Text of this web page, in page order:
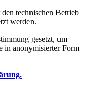
technischen Betrieb
werden.
gesetzt, um
in anonymisierter Form